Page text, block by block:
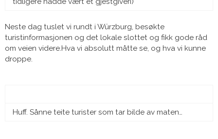
Neste dag tuslet vi rundt i Würzburg, besøkte
turistinformasjonen og det lokale slottet og fikk gode råd
om veien videre.Hva vi absolutt måtte se, og hva vi kunne
droppe.
Huff. Sånne teite turister som tar bilde av maten…